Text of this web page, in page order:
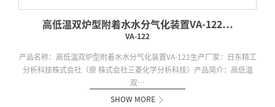
高低温双炉型附着水水分气化装置VA-122…
VA-122
产品名称：高低温双炉型附着水水分气化装置VA-122生产厂家：日东精工
分析科技株式会社（原 株式会社三菱化学分析科技）产品简介：高低温
双…
SHOW MORE 